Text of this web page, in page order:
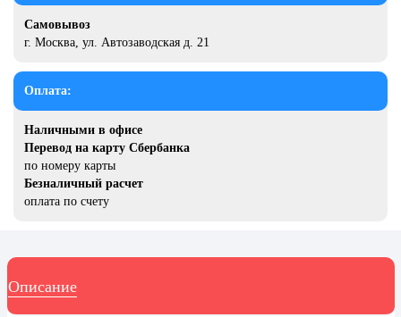
безопасности
Рождество Христово
22 января, День дедушки
25 января, Татьянин день
14 февраля, День Святого
Масленица
Самовывоз
г. Москва, ул. Автозаводская д. 21
Оплата:
Наличными в офисе
Перевод на карту Сбербанка
по номеру карты
Безналичный расчет
оплата по счету
Описание